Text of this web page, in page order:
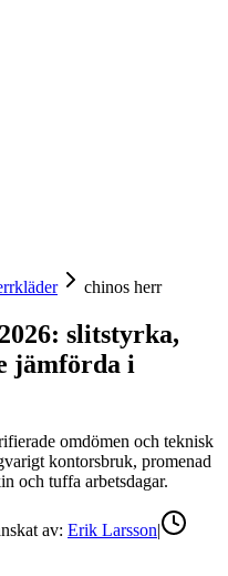
chinos herr
slitstyrka,
jämförda i
omdömen och teknisk
kontorsbruk, promenad
och tuffa arbetsdagar.
av: Erik Larsson|